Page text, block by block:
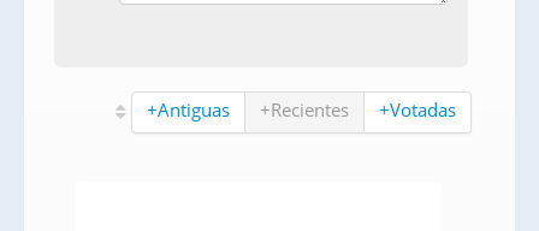
+Antiguas +Recientes +Votadas